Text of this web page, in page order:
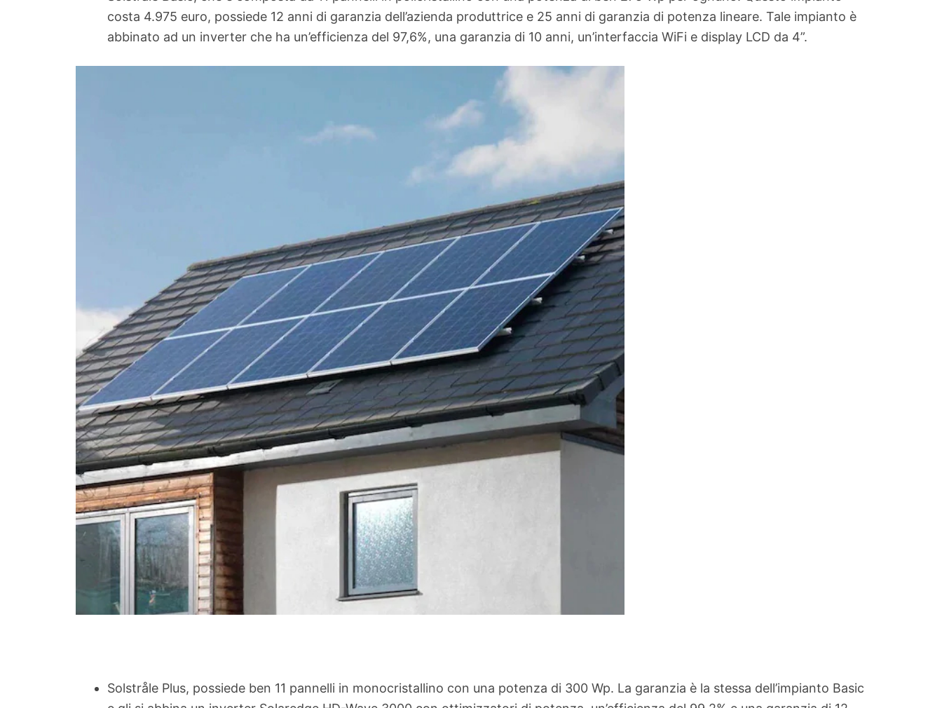
costa 4.975 euro, possiede 12 anni di garanzia dell’azienda produttrice e 25 anni di garanzia di potenza lineare. Tale impianto è
abbinato ad un inverter che ha un’efficienza del 97,6%, una garanzia di 10 anni, un’interfaccia WiFi e display LCD da 4”.
Solstråle Plus, possiede ben 11 pannelli in monocristallino con una potenza di 300 Wp. La garanzia è la stessa dell’impianto Basic